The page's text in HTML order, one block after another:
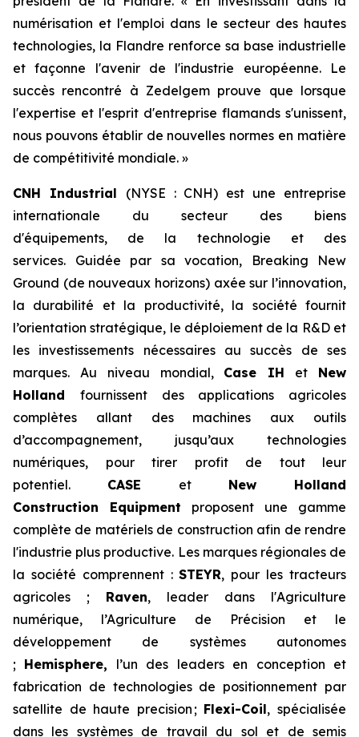
numérisation et l'emploi dans le secteur des hautes
technologies, la Flandre renforce sa base industrielle
et façonne l'avenir de l'industrie européenne. Le
succès rencontré à Zedelgem prouve que lorsque
l'expertise et l'esprit d'entreprise flamands s'unissent,
nous pouvons établir de nouvelles normes en matière
de compétitivité mondiale. »
CNH Industrial (NYSE : CNH) est une entreprise
internationale du secteur des biens
d'équipements, de la technologie et des
services. Guidée par sa vocation, Breaking New
Ground (de nouveaux horizons) axée sur l’innovation,
la durabilité et la productivité, la société fournit
l’orientation stratégique, le déploiement de la R&D et
les investissements nécessaires au succès de ses
marques. Au niveau mondial, Case IH et New
Holland fournissent des applications agricoles
complètes allant des machines aux outils
d’accompagnement, jusqu’aux technologies
numériques, pour tirer profit de tout leur
potentiel. CASE et New Holland
Construction Equipment proposent une gamme
complète de matériels de construction afin de rendre
l'industrie plus productive. Les marques régionales de
la société comprennent :STEYR, pour les tracteurs
agricoles ; Raven, leader dans l'Agriculture
numérique, l’Agriculture de Précision et le
développement de systèmes autonomes
; Hemisphere, l’un des leaders en conception et
fabrication de technologies de positionnement par
satellite de haute precision ; Flexi-Coil, spécialisée
dans les systèmes de travail du sol et de semis